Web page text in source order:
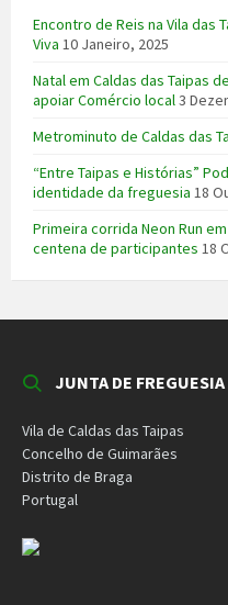
Encontro de Reis na Vila das
Viva 10 Janeiro, 2025
Natal em Caldas das Taipas
apoiar Comércio local3
Metrominuto de Caldas das
“Entre Taipas e Histórias”
identidade da freguesia 18
Primeira corrida Neon Run
centena de participantes 18
JUNTA DE FREGUESIA
Vila de Caldas das Taipas
Concelho de Guimarães
Distrito de Braga
Portugal